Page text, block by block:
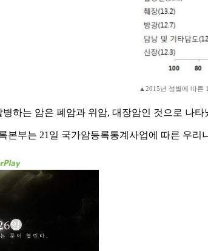
▲2015년 성별에 따른
하는 암은 폐암과 위암, 대장암인 것으로 나타
본부는 21일 국가암등록통계사업에 따른 우